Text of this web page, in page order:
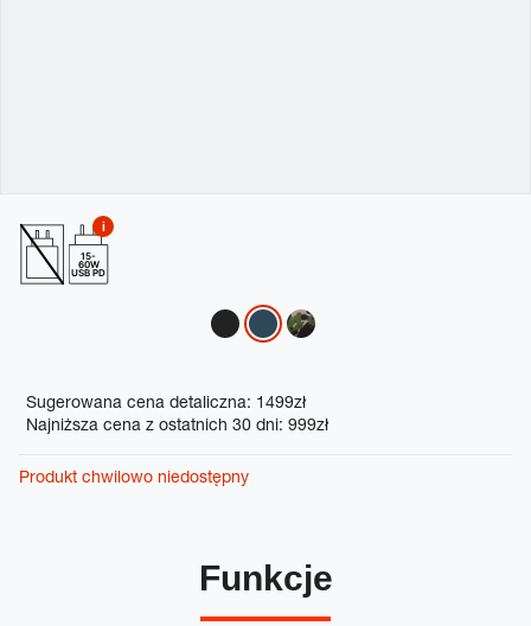
Promotions
Sugerowana cena detaliczna: 1499zł
Najniższa cena z ostatnich 30 dni: 999zł
Produkt chwilowo niedostępny
15-
60W
USB PD
Funkcje